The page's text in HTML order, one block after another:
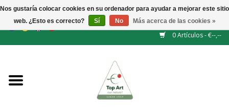
GBP/CHF /BGN/
0 Artículos - €--,--
NUEVO
Nos gustaría colocar cookies en su ordenador para ayudar a mejorar este sitio
web. ¿Esto es correcto?
Sí No Más acerca de las cookies »